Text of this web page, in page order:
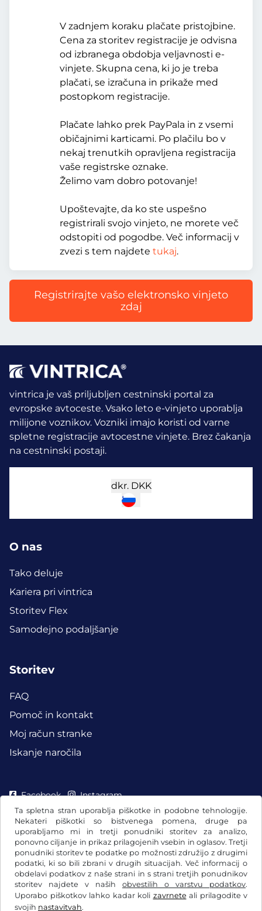
Ta spletna stran uporablja piškotke in podobne tehnologije.
Nekateri piškotki so bistvenega pomena, druge pa
uporabljamo mi in tretji ponudniki storitev za analizo,
ponovno ciljanje in prikaz prilagojenih vsebin in oglasov. Tretji
ponudniki storitev te podatke po možnosti združijo z drugimi
podatki, ki so bili zbrani v drugih situacijah. Več informacij o
obdelavi podatkov z naše strani in s strani tretjih ponudnikov
storitev najdete v naših obvestilih o varstvu podatkov.
Uporabo piškotkov lahko kadar koli zavrneteali prilagodite v
svojih nastavitvah.
V zadnjem koraku plačate pristojbine.
Cena za storitev registracije je odvisna
od izbranega obdobja veljavnosti e-
vinjete. Skupna cena, ki jo je treba
plačati, se izračuna in prikaže med
postopkom registracije.
Plačate lahko prek PayPala in z vsemi
običajnimi karticami. Po plačilu bo v
nekaj trenutkih opravljena registracija
vaše registrske oznake.
Želimo vam dobro potovanje!
Upoštevajte, da ko ste uspešno
registrirali svojo vinjeto, ne morete več
odstopiti od pogodbe. Več informacij v
zvezi s tem najdete tukaj.
Registrirajte vašo elektronsko vinjeto
zdaj
vintrica je vaš priljubljen cestninski portal za
evropske avtoceste. Vsako leto e-vinjeto uporablja
milijone voznikov. Vozniki imajo koristi od varne
spletne registracije avtocestne vinjete. Brez čakanja
na cestninski postaji.
dkr. DKK
O nas
Tako deluje
Kariera pri vintrica
Storitev Flex
Samodejno podaljšanje
Storitev
FAQ
Pomoč in kontakt
Moj račun stranke
Iskanje naročila
Facebook Instagram